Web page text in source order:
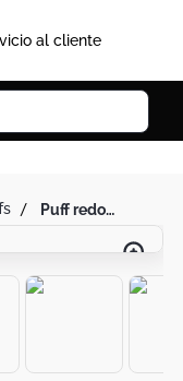
al cliente
puff redondo 4 patas (39x40x40) gris memphis - dko desing sas